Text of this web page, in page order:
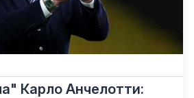
Карло Анчелотти: